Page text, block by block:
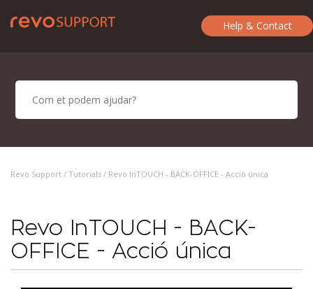
Help & Contact
Revo Support / Tutorials / Revo InTOUCH - BACK-OFFICE - Acció única
Revo InTOUCH - BACK-
OFFICE - Acció única